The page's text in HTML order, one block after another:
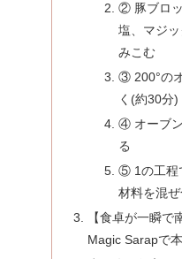
② 豚ブロ
塩、マジ
みこむ
③ 200°の
く(約30分)
④ オーブ
る
⑤ 1の工程
材料を混
【食卓が一瞬
Magic Sarapで